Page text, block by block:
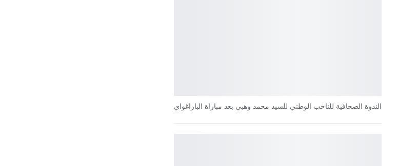
الندوة الصحافية للناخب الوطني للسيد محمد وهبي بعد مباراة الباراغواي